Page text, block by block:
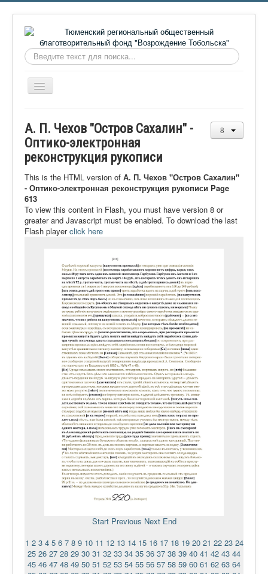
Искать...
Включить/
выключить
О фонде
Онлайн библиотека
Видеоматериалы
Контакты
Сайт проекта Достоевский
Ермаковополе.рф
А. П. Чехов "Остров Сахалин" -
Оптико-электронная
реконструкция рукописи
This is the HTML version of А. П. Чехов "Остров Сахалин"
- Оптико-электронная реконструкция рукописи Page
613
To view this content in Flash, you must have version 8 or
greater and Javascript must be enabled. To download the last
Flash playerclick here
Start Previous Next End
1 2 3 4 5 6 7 8 9 10 11 12 13 14 15 16 17 18 19 20 21 22 23 24
25 26 27 28 29 30 31 32 33 34 35 36 37 38 39 40 41 42 43 44
45 46 47 48 49 50 51 52 53 54 55 56 57 58 59 60 61 62 63 64